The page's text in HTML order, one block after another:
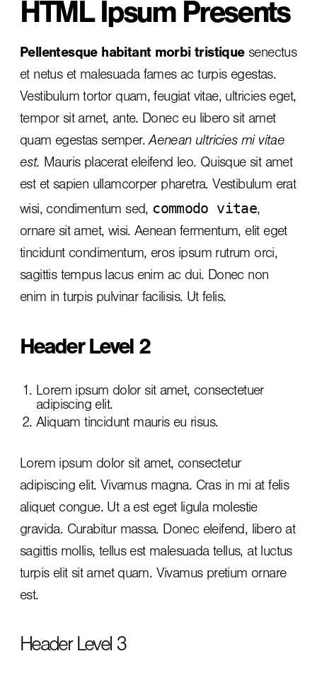
HTML Ipsum Presents
Pellentesque habitant morbi tristiquesenectus
et netus et malesuada fames ac turpis egestas.
Vestibulum tortor quam, feugiat vitae, ultricies eget,
tempor sit amet, ante. Donec eu libero sit amet
quam egestas semper.Aenean ultricies mi vitae
est. Mauris placerat eleifend leo. Quisque sit amet
est et sapien ullamcorper pharetra. Vestibulum erat
wisi, condimentum sed, commodo vitae,
ornare sit amet, wisi. Aenean fermentum, elit eget
tincidunt condimentum, eros ipsum rutrum orci,
sagittis tempus lacus enim ac dui. Donec non
enim in turpis pulvinar facilisis. Ut felis.
Header Level 2
Lorem ipsum dolor sit amet, consectetuer
adipiscing elit.
Aliquam tincidunt mauris eu risus.
Lorem ipsum dolor sit amet, consectetur
adipiscing elit. Vivamus magna. Cras in mi at felis
aliquet congue. Ut a est eget ligula molestie
gravida. Curabitur massa. Donec eleifend, libero at
sagittis mollis, tellus est malesuada tellus, at luctus
turpis elit sit amet quam. Vivamus pretium ornare
est.
Header Level 3